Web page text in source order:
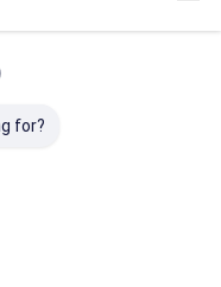
for?